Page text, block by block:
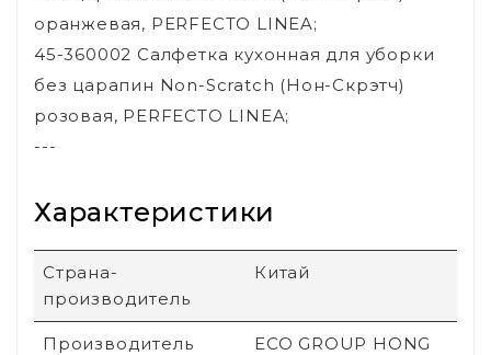
оранжевая, PERFECTO LINEA;
45-360002 Салфетка кухонная для уборки
без царапин Non-Scratch (Нон-Скрэтч)
розовая, PERFECTO LINEA;
---
Характеристики
Страна-
производитель
Китай
Производитель
ECO GROUP HONG